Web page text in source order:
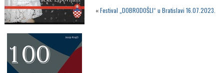
«Festival „DOBRODOŠLI“ u Bratislavi 16.07.2023.